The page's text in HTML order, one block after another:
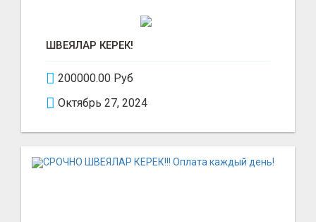
ШВЕЯЛАР КЕРЕК!
200000.00 Руб
Октябрь 27, 2024